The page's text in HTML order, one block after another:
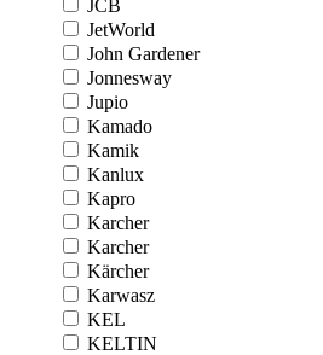
JCB
JetWorld
John Gardener
Jonnesway
Jupio
Kamado
Kamik
Kanlux
Kapro
Karcher
Karcher
Kärcher
Karwasz
KEL
KELTIN